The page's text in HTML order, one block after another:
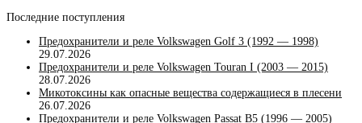
Последние поступления
Предохранители и реле Volkswagen Golf 3 (1992 — 1998)
29.07.2026
Предохранители и реле Volkswagen Touran I (2003 — 2015)
28.07.2026
Микотоксины как опасные вещества содержащиеся в плесени
26.07.2026
Предохранители и реле Volkswagen Passat B5 (1996 — 2005)